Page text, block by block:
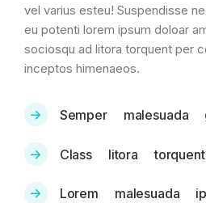
vel varius esteu! Suspendisse
eu potenti lorem ipsum doloar
sociosqu ad litora torquent per
inceptos himenaeos.
Semper malesuada
Class litora
Lorem malesuada